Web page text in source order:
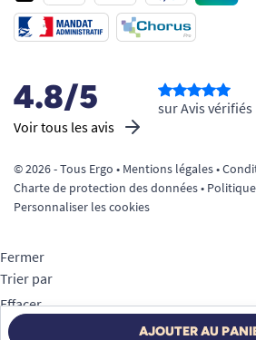
4.8/5
Voir tous les avis
sur Avis vérifiés
© 2026 - Tous Ergo • Mentions légales•
Charte de protection des données•
Personnaliser les cookies
AJOUTER AU
Fermer
Trier par
Effacer
Appliquer